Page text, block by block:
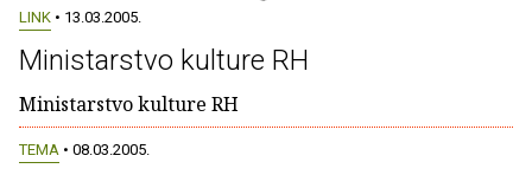
LINK • 13.03.2005.
Ministarstvo kulture RH
Ministarstvo kulture RH
TEMA • 08.03.2005.